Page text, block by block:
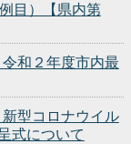
目）【県内第
和２年度市内最
型コロナウイル
式について